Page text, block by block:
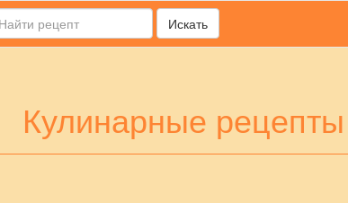
Искать
Кулинарные рецепты